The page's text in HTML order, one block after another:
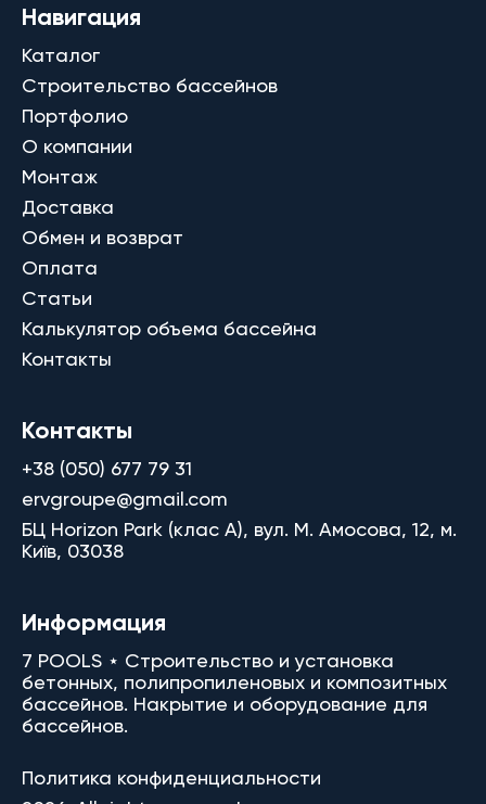
Навигация
Каталог
Строительство бассейнов
Портфолио
О компании
Монтаж
Доставка
Обмен и возврат
Оплата
Статьи
Калькулятор объема бассейна
Контакты
Контакты
+38 (050) 677 79 31
ervgroupe@gmail.com
БЦ Horizon Park (клас A), вул. М. Амосова, 12, м.
Київ, 03038
Информация
7 POOLS ⋆ Строительство и установка
бетонных, полипропиленовых и композитных
бассейнов. Накрытие и оборудование для
бассейнов.
Политика конфиденциальности